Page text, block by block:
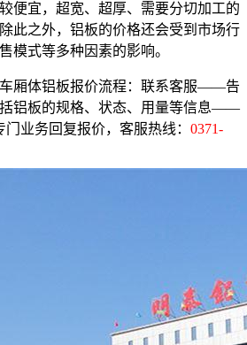
便宜，超宽、超厚、需要分切加工的
此之外，铝板的价格还会受到市场行
模式等多种因素的影响。
厢体铝板报价流程：联系客服——告
铝板的规格、状态、用量等信息——
业务回复报价，客服热线： 0371-